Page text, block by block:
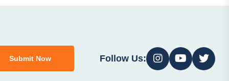
Submit Now Follow Us: